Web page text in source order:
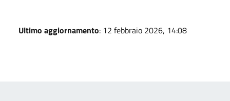
Ultimo aggiornamento: 12 febbraio 2026, 14:08